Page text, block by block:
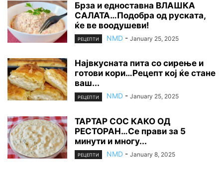
Брза и едноставна ВЛАШКА
САЛАТА…Подобра од руската,
ќе ве воодушеви!
РЕЦЕПТИ NMD - January 25, 2025
Највкусната пита со сирење и
готови кори…Рецепт кој ќе стане
ваш...
РЕЦЕПТИ NMD - January 25, 2025
ТАРТАР СОС КАКО ОД
РЕСТОРАН…Се прави за 5
минути и многу...
РЕЦЕПТИ NMD - January 8, 2025